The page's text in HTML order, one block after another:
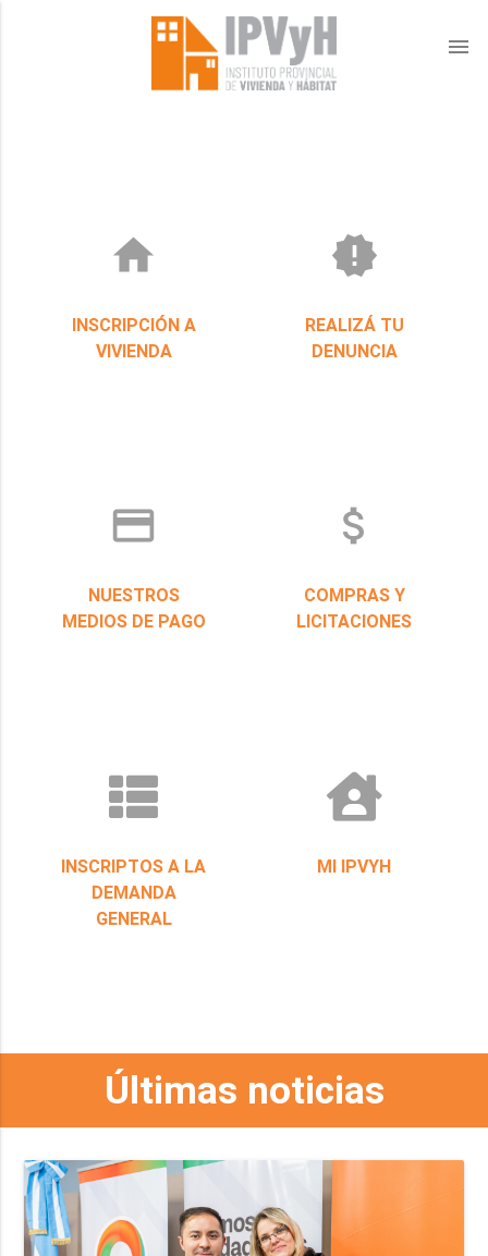
menu
home
INSCRIPCIÓN A
VIVIENDA
new_releases
REALIZÁ TU
DENUNCIA
credit_card
NUESTROS
MEDIOS DE PAGO
attach_money
COMPRAS Y
LICITACIONES
INSCRIPTOS A LA
DEMANDA
GENERAL
MI IPVYH
Últimas noticias